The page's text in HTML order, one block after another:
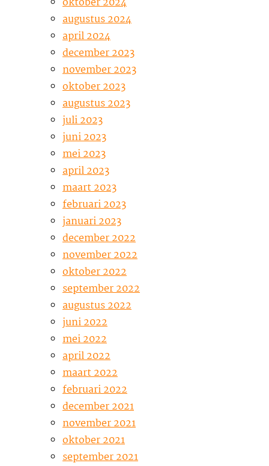
augustus 2024
april 2024
december 2023
november 2023
oktober 2023
augustus 2023
juli 2023
juni 2023
mei 2023
april 2023
maart 2023
februari 2023
januari 2023
december 2022
november 2022
oktober 2022
september 2022
augustus 2022
juni 2022
mei 2022
april 2022
maart 2022
februari 2022
december 2021
november 2021
oktober 2021
september 2021